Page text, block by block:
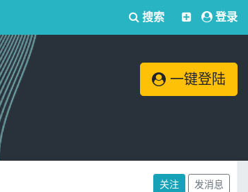
搜索 登录
一键登陆
关注 发消息